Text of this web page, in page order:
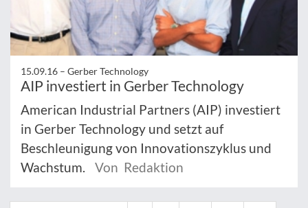
15.09.16 – Gerber Technology
AIP investiert in Gerber Technology
American Industrial Partners (AIP) investiert
in Gerber Technology und setzt auf
Beschleunigung von Innovationszyklus und
Wachstum.
Von Redaktion